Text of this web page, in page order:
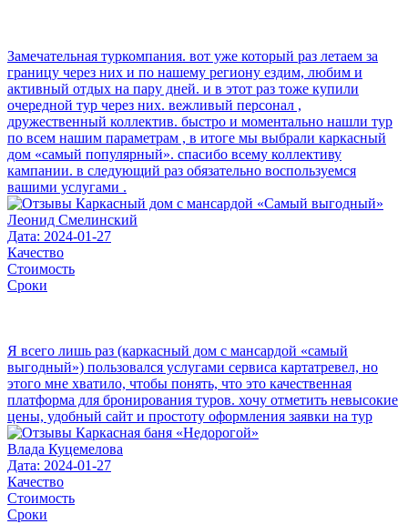
Замечательная туркомпания. вот уже который раз летаем за
границу через них и по нашему региону ездим, любим и
активный отдых на пару дней. и в этот раз тоже купили
очередной тур через них. вежливый персонал ,
дружественный коллектив. быстро и моментально нашли тур
по всем нашим параметрам , в итоге мы выбрали каркасный
дом «самый популярный». спасибо всему коллективу
кампании. в следующий раз обязательно воспользуемся
вашими услугами .
Леонид Смелинский
Дата: 2024-01-27
Качество
Стоимость
Сроки
Я всего лишь раз (каркасный дом с мансардой «самый
выгодный») пользовался услугами сервиса картатревел, но
этого мне хватило, чтобы понять, что это качественная
платформа для бронирования туров. хочу отметить невысокие
цены, удобный сайт и простоту оформления заявки на тур
Влада Куцемелова
Дата: 2024-01-27
Качество
Стоимость
Сроки